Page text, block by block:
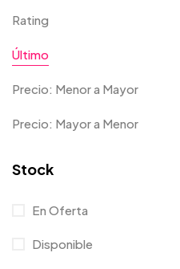
Rating
Último
Precio: Menor a Mayor
Precio: Mayor a Menor
Stock
En Oferta
Disponible